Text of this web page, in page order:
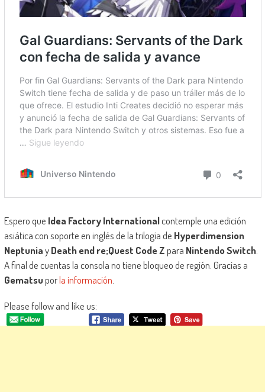
Espero que Idea Factory Internationalcontemple una edición
asiática con soporte en inglés de la trilogía de Hyperdimension
NeptuniayDeath end re;Quest Code Zpara Nintendo Switch.
A final de cuentas la consola no tiene bloqueo de región. Gracias a
Gematsuporla información
Please follow and like us: